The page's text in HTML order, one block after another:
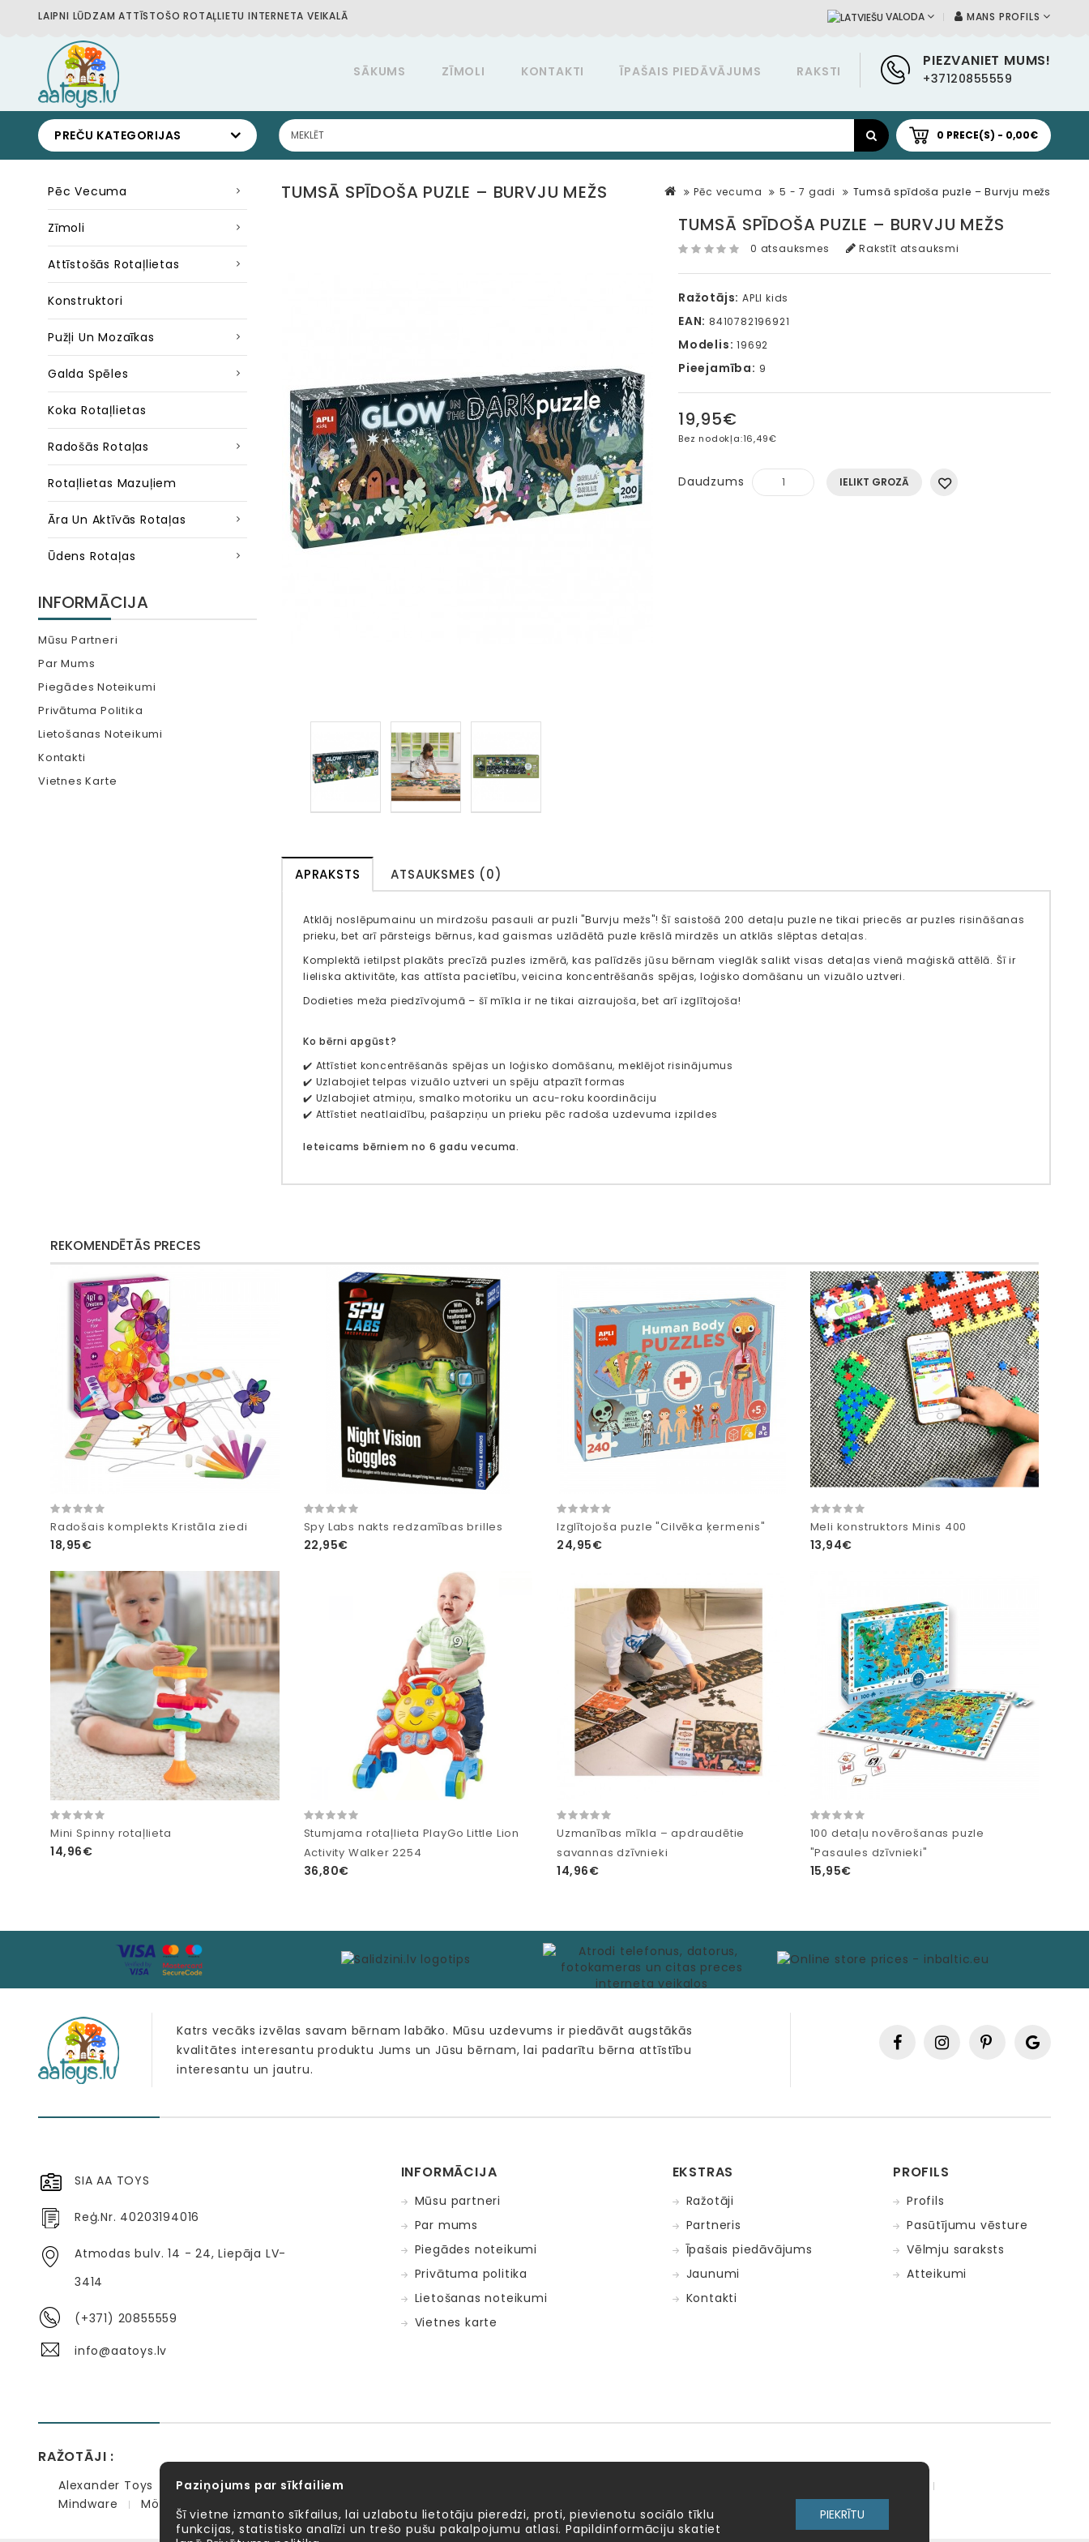
LAIPNI LŪDZAM ATTĪSTOŠO ROTAĻLIETU INTERNETA VEIKALĀ MANS PROFILS
VALODA
PIEZVANIET MUMS!
+37120855559
SĀKUMS ZĪMOLI KONTAKTI ĪPAŠAIS PIEDĀVĀJUMS RAKSTI
PREČU KATEGORIJAS 0 PRECE(S) - 0,00€
Pēc Vecuma
Zīmoli
Attīstošās Rotaļlietas
Konstruktori
Pužļi Un Mozaīkas
Galda Spēles
Koka Rotaļlietas
Radošās Rotaļas
Rotaļlietas Mazuļiem
Āra Un Aktīvās Rotaļas
Ūdens Rotaļas
INFORMĀCIJA
Mūsu Partneri
Par Mums
Piegādes Noteikumi
Privātuma Politika
Lietošanas Noteikumi
Kontakti
Vietnes Karte
Pēc vecuma 5 - 7 gadi Tumsā spīdoša puzle – Burvju mežs
TUMSĀ SPĪDOŠA PUZLE – BURVJU MEŽS
TUMSĀ SPĪDOŠA PUZLE – BURVJU MEŽS
0 atsauksmes Rakstīt atsauksmi
Ražotājs: APLI kids
EAN: 8410782196921
Modelis: 19692
Pieejamība: 9
19,95€
Bez nodokļa:16,49€
Daudzums IELIKT GROZĀ
APRAKSTS ATSAUKSMES (0)
Atklāj noslēpumainu un mirdzošu pasauli ar puzli "Burvju mežs"! Šī saistošā 200 detaļu puzle ne tikai priecēs ar puzles risināšanas
prieku, bet arī pārsteigs bērnus, kad gaismas uzlādētā puzle krēslā mirdzēs un atklās slēptas detaļas.
Komplektā ietilpst plakāts precīzā puzles izmērā, kas palīdzēs jūsu bērnam vieglāk salikt visas detaļas vienā maģiskā attēlā. Šī ir
lieliska aktivitāte, kas attīsta pacietību, veicina koncentrēšanās spējas, loģisko domāšanu un vizuālo uztveri.
Dodieties meža piedzīvojumā – šī mīkla ir ne tikai aizraujoša, bet arī izglītojoša!
Ko bērni apgūst?
✔️ Attīstiet koncentrēšanās spējas un loģisko domāšanu, meklējot risinājumus
✔️ Uzlabojiet telpas vizuālo uztveri un spēju atpazīt formas
✔️ Uzlabojiet atmiņu, smalko motoriku un acu-roku koordināciju
✔️ Attīstiet neatlaidību, pašapziņu un prieku pēc radoša uzdevuma izpildes
Ieteicams bērniem no 6 gadu vecuma.
REKOMENDĒTĀS PRECES
Radošais komplekts Kristāla ziedi
18,95€
Spy Labs nakts redzamības brilles
22,95€
Izglītojoša puzle "Cilvēka ķermenis"
24,95€
Meli konstruktors Minis 400
13,94€
Mini Spinny rotaļlieta
14,96€
Stumjama rotaļlieta PlayGo Little Lion
Activity Walker 2254
36,80€
Uzmanības mīkla – apdraudētie
savannas dzīvnieki
14,96€
100 detaļu novērošanas puzle
"Pasaules dzīvnieki"
15,95€
Katrs vecāks izvēlas savam bērnam labāko. Mūsu uzdevums ir piedāvāt augstākās
kvalitātes interesantu produktu Jums un Jūsu bērnam, lai padarītu bērna attīstību
interesantu un jautru.
SIA AA TOYS
Reģ.Nr. 40203194016
Atmodas bulv. 14 - 24, Liepāja LV-
3414
(+371) 20855559
info@aatoys.lv
INFORMĀCIJA
Mūsu partneri
Par mums
Piegādes noteikumi
Privātuma politika
Lietošanas noteikumi
Vietnes karte
EKSTRAS
Ražotāji
Partneris
Īpašais piedāvājums
Jaunumi
Kontakti
PROFILS
Profils
Pasūtījumu vēsture
Vēlmju saraksts
Atteikumi
RAŽOTĀJI :
Alexander Toys APLI kids Bibio EBULOBO
Mindware
Möbi
Paziņojums par sīkfailiem
Šī vietne izmanto sīkfailus, lai uzlabotu lietotāju pieredzi, proti, pievienotu sociālo tīklu
funkcijas, statistisko analīzi un trešo pušu pakalpojumu atlasi. Papildinformāciju skatiet
PIEKRĪTU